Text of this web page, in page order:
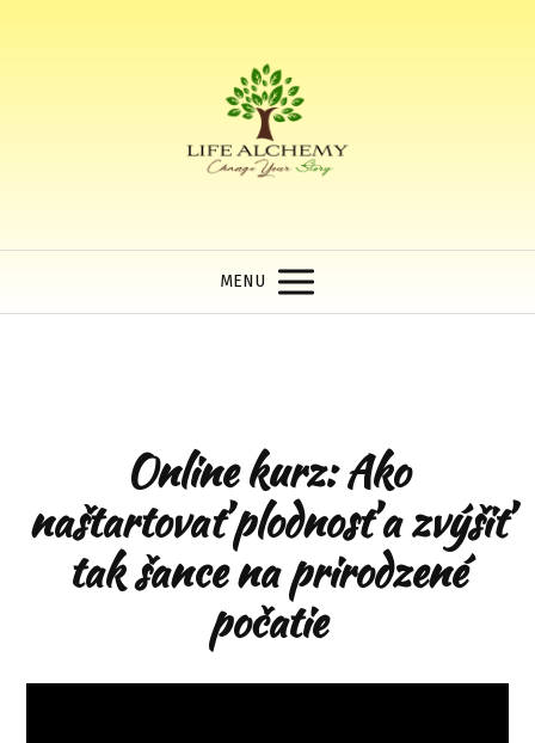
MENU
Online kurz: Ako
naštartovať plodnosť a zvýšiť
tak šance na prirodzené
počatie